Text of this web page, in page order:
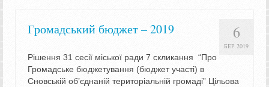
6
БЕР 2019
Громадський бюджет – 2019
Рішення 31 сесії міської ради 7 скликання “Про
Громадське бюджетування (бюджет участі) в
Сновській об’єднаній територіальній громаді” Цільова